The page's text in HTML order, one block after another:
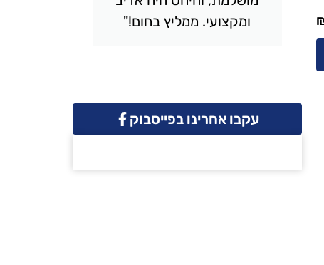
ומקצועי. ממליץ בחום!"
עקבו אחרינו בפייסבוק